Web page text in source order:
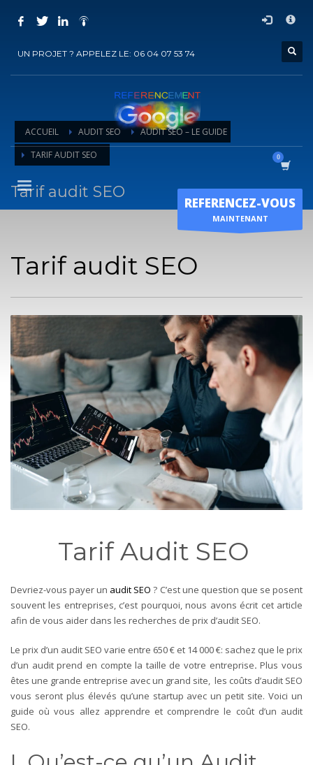
COMMENT ACHETER UN PRESTATION DE
Ajouter la prestation au panier
Vous recevrez sous 5 jours ouvrés un mail deconfirmationde
l'exécution de la prestation
Horaire d'ouverture
UN PROJET ? APPELEZ LE: 06 04 07 53 74
REFERENCEZ-VOUS
MAINTENANT
ACCUEIL AUDIT SEO
AUDIT SEO – LE GUIDE
TARIF AUDIT SEO
Tarif audit SEO
Tarif audit SEO
Tarif Audit SEO
Devriez-vous payer un audit SEO ? C’est une question que se posent
souvent les entreprises, c’est pourquoi, nous avons écrit cet article
afin de vous aider dans les recherches de prix d’audit SEO.
Le prix d’un audit SEO varie entre 650 € et 14 000 €: sachez que le prix
d’un audit prend en compte la taille de votre entreprise.Plus vous
êtes une grande entreprise avec un grand site, les coûts d’audit SEO
vous seront plus élevés qu’une startup avec un petit site.Voici un
guide où vous allez apprendre et comprendre le coût d’un audit
SEO.